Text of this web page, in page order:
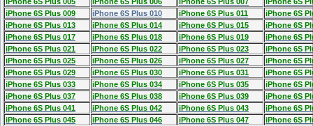
iPhone 6S Plus 009
iPhone 6S Plus 010 iPhone 6S Plus 011
iPhone 6S
iPhone 6S Plus 013
iPhone 6S Plus 014 iPhone 6S Plus 015
iPhone 6S
iPhone 6S Plus 017
iPhone 6S Plus 018 iPhone 6S Plus 019
iPhone 6S
iPhone 6S Plus 021
iPhone 6S Plus 022 iPhone 6S Plus 023
iPhone 6S
iPhone 6S Plus 025
iPhone 6S Plus 026 iPhone 6S Plus 027
iPhone 6S
iPhone 6S Plus 029
iPhone 6S Plus 030 iPhone 6S Plus 031
iPhone 6S
iPhone 6S Plus 033
iPhone 6S Plus 034 iPhone 6S Plus 035
iPhone 6S
iPhone 6S Plus 037
iPhone 6S Plus 038 iPhone 6S Plus 039
iPhone 6S
iPhone 6S Plus 041
iPhone 6S Plus 042 iPhone 6S Plus 043
iPhone 6S
iPhone 6S Plus 045
iPhone 6S Plus 046 iPhone 6S Plus 047
iPhone 6S